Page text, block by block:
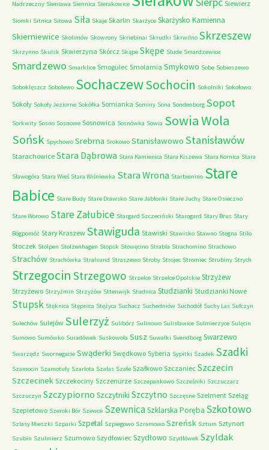
Nadrzeczny Sieniawa Siennica Sierakowice Siewierz
Siomki Sitnica Sitowa Siła Skaje Skarlin Skarżyce Skarżysko Kamienna
Skierniewice Skolimów Skowrony Skriebinai Skrudki Skrwilno Skrzeszew
Skrzynno Skulsk Skwierzyna Skórcz Skąpe Skępe Slude Smardzewice
Smardzewo Smarklice Smogulec Smolarnia Smykowo Sobe Sobieszewo
Soboklęszcz Sobolewo SochaczewSochocin Sokolniki Sokołowo
Sokoły Sokoły Jeziorne Sokółka Somianka Sominy Sona Sondenborg Sopot
Sorkwity Sosno Sosnowe Sosnowica Sosnówka Sowia Sowia Wola
Sońsk Spychowo Srebrna Srokowo Stanisławowo Stanisławów
Starachowice Stara Dąbrowa Stara Kamienica Stara Kiszewa Stara Kornica Stara
Sławogóra Stara Wieś Stara Wiśniewka Stara Wrona Starbienino Stare
Babice Stare Budy Stare Drawsko Stare Jabłonki Stare Juchy Stare Osieczno
Stare Worowo Stare Załubice Stargard Szczeciński Starogard Stary Brus Stary
Bógpomóż Stary Kraszew Stawiguda Stawiski Stawisko Stawno Stegna Stilo
Stoczek Stolpen Stolzenhagen Stopsk Stowęcino Strabla Strachomino Strachowo
Strachów Strachówka Stralsund Straszewo Stroby Strojec Stromiec Strubiny Strych
Strzegocin Strzegowo Strzelce Strzelce Opolskie Strzyżew
Strzyżewo Strzyżmin Strzyżów Sttenwijk Studnica Studzianki Studzianki Nowe
Stupsk Stęknica Stępnica Stężyca Suchacz Suchedniów Suchodół Suchy Las Sufczyn
Sulechów Sulejów Sulerzyż Sulibórz Sulinowo Sulisławice Sulmierzyce Sulęcin
Sumowo Sumówko Suradówek Suskowola Susz Suwałki Svendborg Swarzewo
Swarzędz Swornegacie Swąderki Swędkowo Syberia Sypitki Szadek Szadki
Szamocin Szamotuły Szarlota Szałas Szałe Szałkowo Szczaniec Szczecin
Szczecinek Szczekociny Szczenurze Szczepankowo Szcześniki Szczuczarz
Szczuczyn Szczypiorno Szczytniki Szczytno Szczęsne Szelment Szeląg
Szepietowo Szeroki Bór Szewce SzewnicaSzklarska Poręba Szkotowo
Szlasy Mieszki Szparki Szpetal Szpiegowo Szramowo Szreńsk Sztum Sztynort
Szubin Szulmierz Szumowo Szydłowiec Szydłowo Szydłówek Szyldak